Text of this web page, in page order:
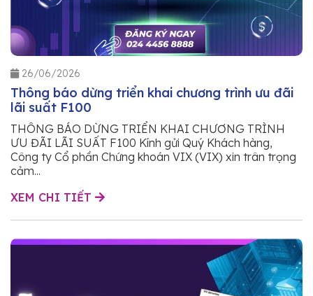
26/06/2026
Thông báo dừng triển khai chương trình ưu đãi
lãi suất F100
THÔNG BÁO DỪNG TRIỂN KHAI CHƯƠNG TRÌNH
ƯU ĐÃI LÃI SUẤT F100 Kính gửi Quý Khách hàng,
Công ty Cổ phần Chứng khoán VIX (VIX) xin trân trọng
cảm...
XEM CHI TIẾT